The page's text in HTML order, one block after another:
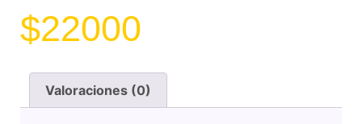
$22000
Valoraciones (0)